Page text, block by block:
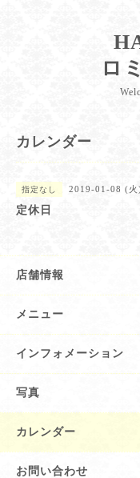
ロ
カレンダー
指定なし 2019-01-08 (火)
定休日
店舗情報
メニュー
インフォメーション
写真
カレンダー
お問い合わせ